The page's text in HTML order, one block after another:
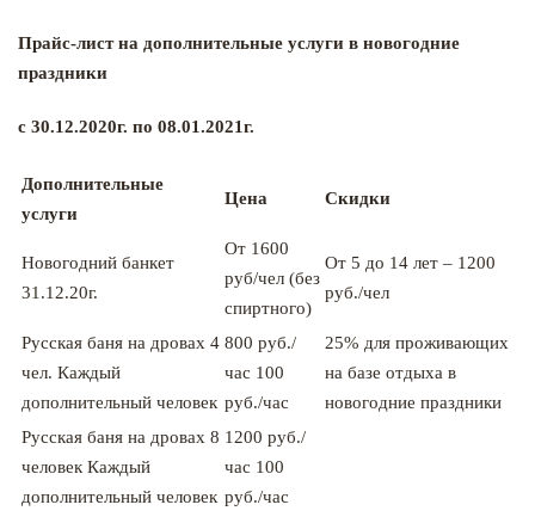
Прайс-лист на дополнительные услуги в новогодние
праздники
с 30.12.2020г. по 08.01.2021г.
Дополнительные
услуги
Цена Скидки
Новогодний банкет
31.12.20г.
От 1600
руб/чел (без
спиртного)
От 5 до 14 лет – 1200
руб./чел
Русская баня на дровах 4
чел. Каждый
дополнительный человек
800 руб./
час 100
руб./час
25% для проживающих
на базе отдыха в
новогодние праздники
Русская баня на дровах 8
человек Каждый
дополнительный человек
1200 руб./
час 100
руб./час